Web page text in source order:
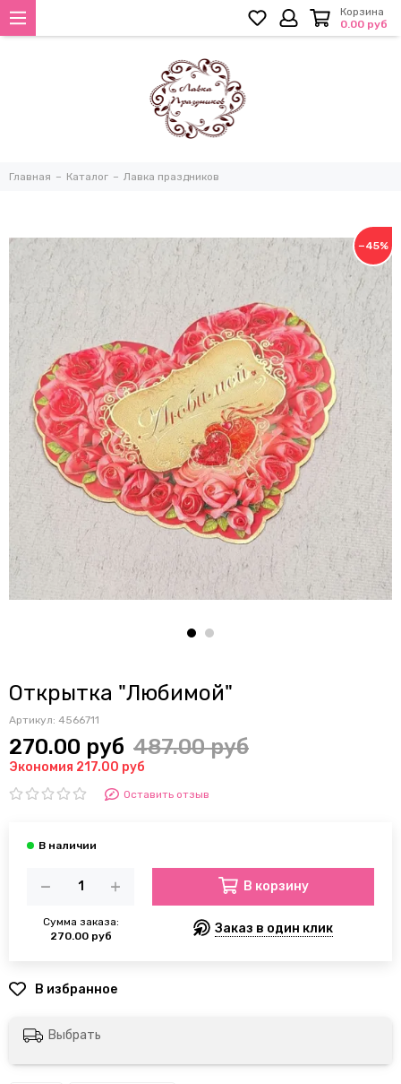
Корзина
0.00 руб
Главная Каталог Лавка праздников
−45%
Открытка "Любимой"
Артикул: 4566711
270.00 руб 487.00 руб
Экономия 217.00 руб
Оставить отзыв
Сумма заказа:
270.00 руб
В корзину
Заказ в один клик
Выбрать